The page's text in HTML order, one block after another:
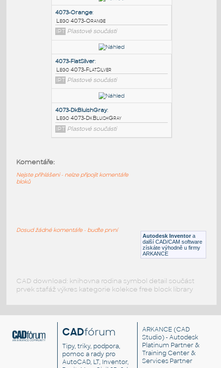
3024-TransGreen:
Lego 3024-TransGreen
IPT Plastové součásti
4073-Orange:
Lego 4073-Orange
IPT Plastové součásti
Lego 4073-FlatSilver
Lego 4073-DkBluishGray
Autodesk Inventor a
další CAD/CAM software
získáte výhodně u firmy
ARKANCE
Komentáře:
Nejste přihlášeni - nelze připojit komentáře
bloků
Dosud žádné komentáře - buďte první
CAD download: knihovna rodina symbol detail součást
prvek stafáž výkres kategorie kolekce free block library
CADfórum
Tipy, triky, podpora,
pomoc a rady pro
AutoCAD, LT, Inventor,
ARKANCE (CAD
Studio) - Autodesk
Platinum Partner &
Training Center &
Services Partner